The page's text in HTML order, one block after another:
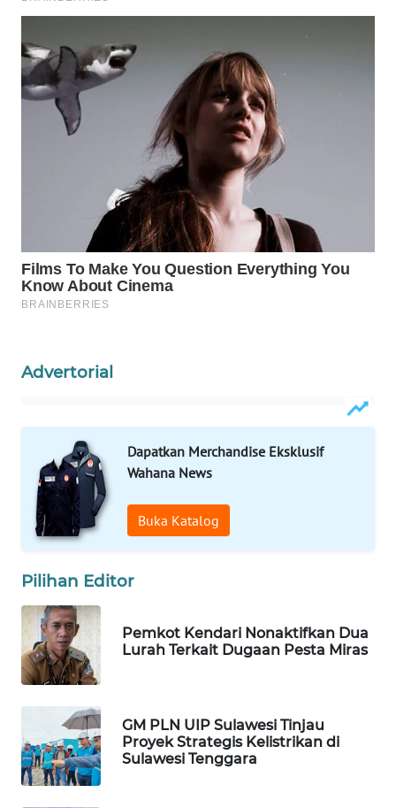
Advertorial
Dapatkan Merchandise Eksklusif
Wahana News
Buka Katalog
Pilihan Editor
Pemkot Kendari Nonaktifkan Dua
Lurah Terkait Dugaan Pesta Miras
GM PLN UIP Sulawesi Tinjau
Proyek Strategis Kelistrikan di
Sulawesi Tenggara
WAHANA
DESA
WISATA
LAPAK
KONSUMEN
LISTRIK
MAWAKA
ID
MARTABAT
NET
WATCH
MKLI
LPKKI
LKKI